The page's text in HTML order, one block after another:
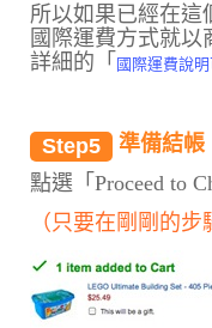
所以如果已經在這
國際運費方式就以
詳細的「 國際運費說
Step5
準備結帳
點選「Proceed to
（只要在剛剛的